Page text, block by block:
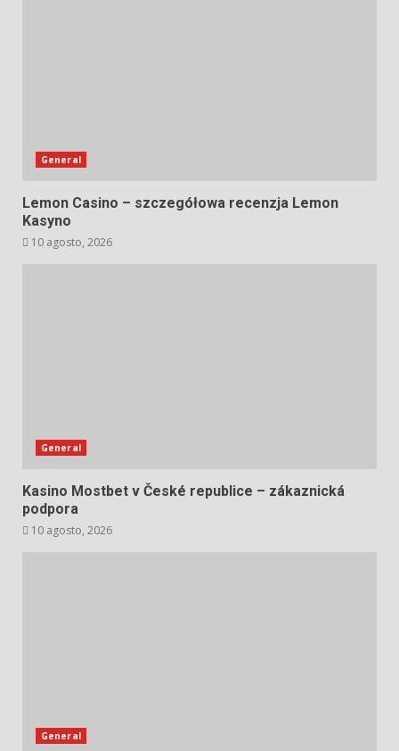
General
Lemon Casino – szczegółowa recenzja Lemon
Kasyno
10 agosto, 2026
General
Kasino Mostbet v České republice – zákaznická
podpora
10 agosto, 2026
General